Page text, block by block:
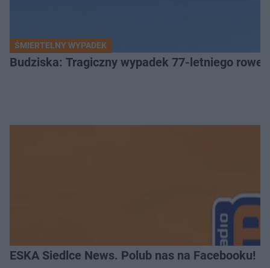
ŚMIERTELNY WYPADEK
Budziska: Tragiczny wypadek 77-letniego
ESKA Siedlce News. Polub nas na Facebooku!